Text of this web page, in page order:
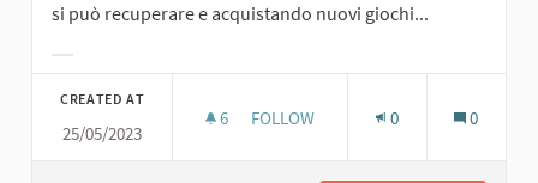
si può recuperare e acquistando nuovi giochi...
CREATED AT
25/05/2023
6 6 FOLLOWERS
FOLLOW 0 0